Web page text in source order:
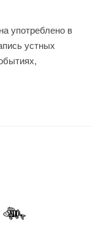
употреблено в
устных